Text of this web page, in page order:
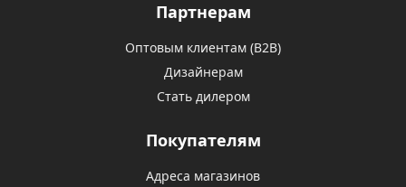
Партнерам
Оптовым клиентам (В2В)
Дизайнерам
Стать дилером
Покупателям
Адреса магазинов